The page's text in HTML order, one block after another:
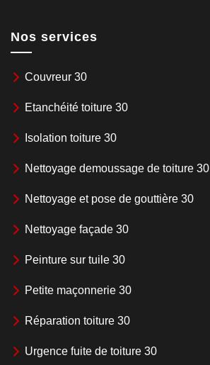
Nos services
Couvreur 30
Etanchéité toiture 30
Isolation toiture 30
Nettoyage demoussage de toiture 30
Nettoyage et pose de gouttière 30
Nettoyage façade 30
Peinture sur tuile 30
Petite maçonnerie 30
Réparation toiture 30
Urgence fuite de toiture 30